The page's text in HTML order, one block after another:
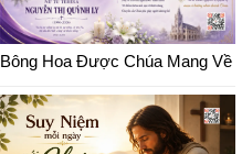
Bông Hoa Được Chúa Mang Về